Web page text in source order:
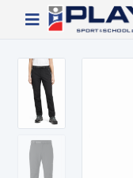
Siparişin 2-8